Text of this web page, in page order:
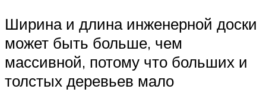
Ширина и длина инженерной доски
может быть больше, чем
массивной, потому что больших и
толстых деревьев мало